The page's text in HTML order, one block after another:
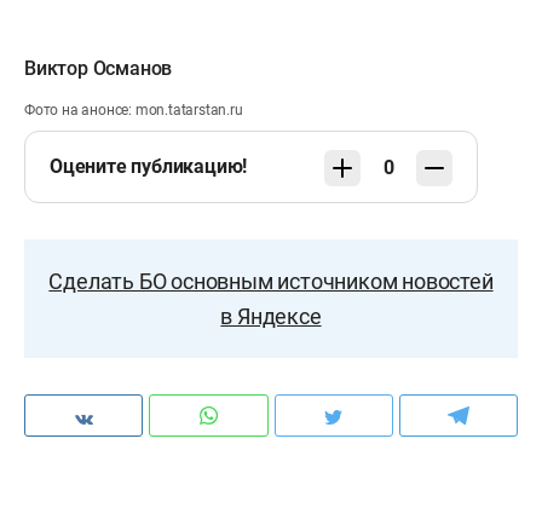
Виктор Османов
Фото на анонсе: mon.tatarstan.ru
Оцените публикацию! 0
Сделать БО основным источником новостей
в Яндексе